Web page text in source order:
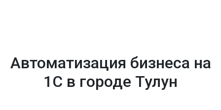
Автоматизация бизнеса на
1С в городе Тулун